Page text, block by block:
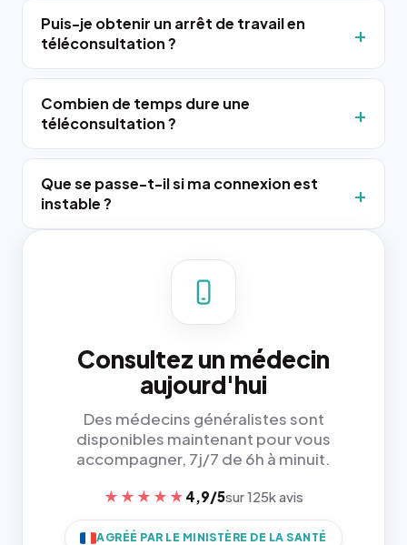
Puis-je obtenir un arrêt de travail en
téléconsultation ?
Combien de temps dure une
téléconsultation ?
Que se passe-t-il si ma connexion est
instable ?
Consultez un médecin
aujourd'hui
Des médecins généralistes sont
disponibles maintenant pour vous
accompagner, 7j/7 de 6h à minuit.
★★★★★ 4,9/5sur 125k avis
AGRÉÉ PAR LE MINISTÈRE DE LA SANTÉ